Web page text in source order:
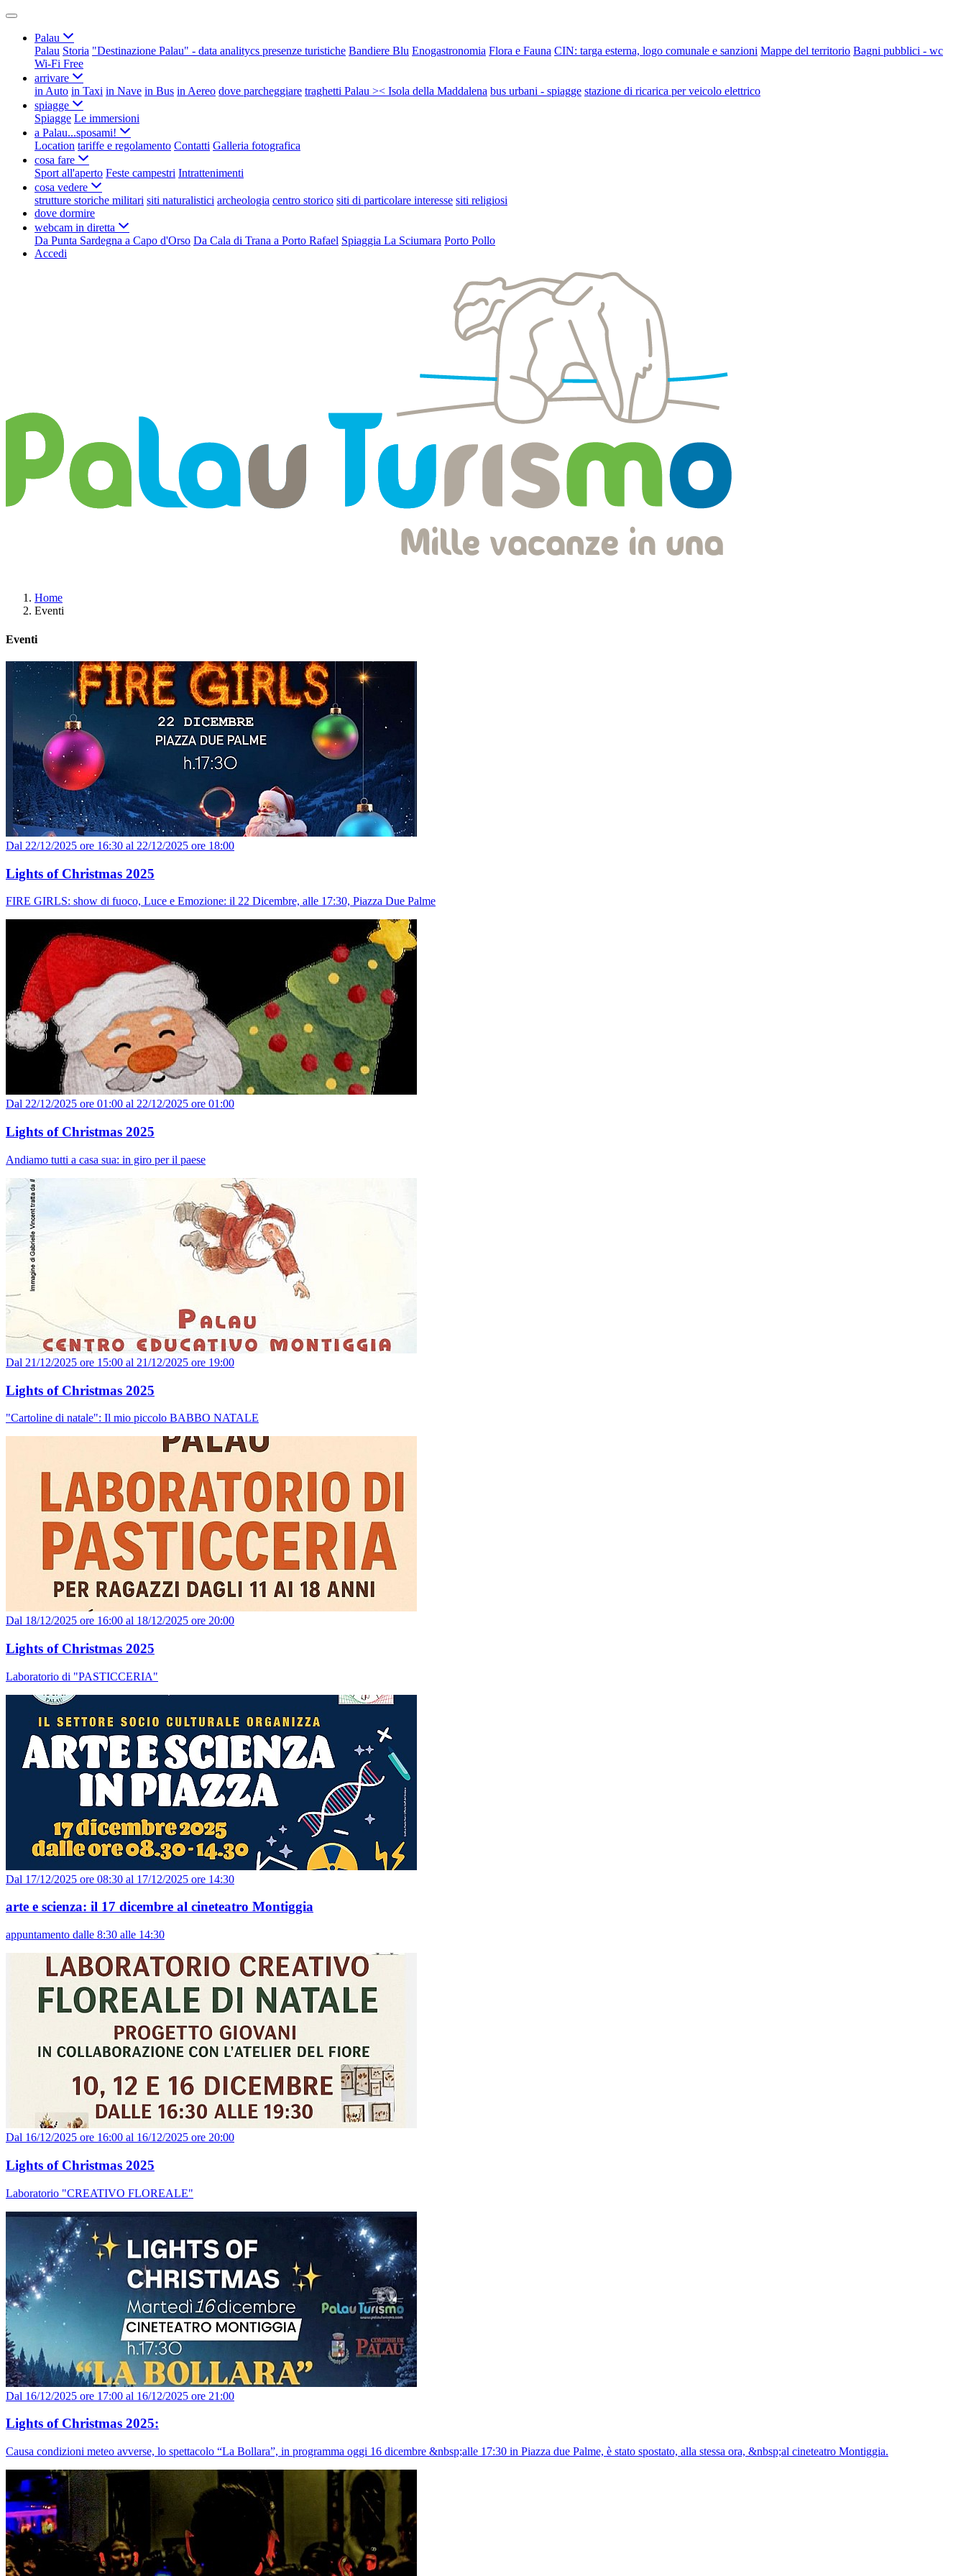
Palau
Palau Storia "Destinazione Palau" - data analitycs presenze turistiche Bandiere Blu Enogastronomia Flora e Fauna CIN: targa esterna, logo comunale e sanzioni Mappe del territorio Bagni pubblici - wc
Wi-Fi Free
arrivare
in Auto in Taxi in Nave in Bus in Aereo dove parcheggiare traghetti Palau >< Isola della Maddalena bus urbani - spiagge stazione di ricarica per veicolo elettrico
spiagge
Spiagge Le immersioni
a Palau...sposami!
Location tariffe e regolamento Contatti Galleria fotografica
cosa fare
Sport all'aperto Feste campestri Intrattenimenti
cosa vedere
strutture storiche militari siti naturalistici archeologia centro storico siti di particolare interesse siti religiosi
dove dormire
webcam in diretta
Da Punta Sardegna a Capo d'Orso Da Cala di Trana a Porto Rafael Spiaggia La Sciumara Porto Pollo
Accedi
Home
Eventi
Eventi
Dal 22/12/2025 ore 16:30 al 22/12/2025 ore 18:00
Lights of Christmas 2025
FIRE GIRLS: show di fuoco, Luce e Emozione: il 22 Dicembre, alle 17:30, Piazza Due Palme
Dal 22/12/2025 ore 01:00 al 22/12/2025 ore 01:00
Lights of Christmas 2025
Andiamo tutti a casa sua: in giro per il paese
Dal 21/12/2025 ore 15:00 al 21/12/2025 ore 19:00
Lights of Christmas 2025
"Cartoline di natale": Il mio piccolo BABBO NATALE
Dal 18/12/2025 ore 16:00 al 18/12/2025 ore 20:00
Lights of Christmas 2025
Laboratorio di "PASTICCERIA"
Dal 17/12/2025 ore 08:30 al 17/12/2025 ore 14:30
arte e scienza: il 17 dicembre al cineteatro Montiggia
appuntamento dalle 8:30 alle 14:30
Dal 16/12/2025 ore 16:00 al 16/12/2025 ore 20:00
Lights of Christmas 2025
Laboratorio "CREATIVO FLOREALE"
Dal 16/12/2025 ore 17:00 al 16/12/2025 ore 21:00
Lights of Christmas 2025:
Causa condizioni meteo avverse, lo spettacolo “La Bollara”, in programma oggi 16 dicembre &nbsp;alle 17:30 in Piazza due Palme, è stato spostato, alla stessa ora, &nbsp;al cineteatro Montiggia.